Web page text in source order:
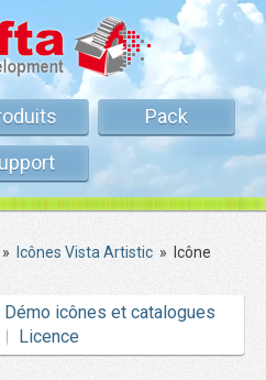
Pack
» Icônes Vista Artistic »
Icône
Démo icônes et catalogues
Licence